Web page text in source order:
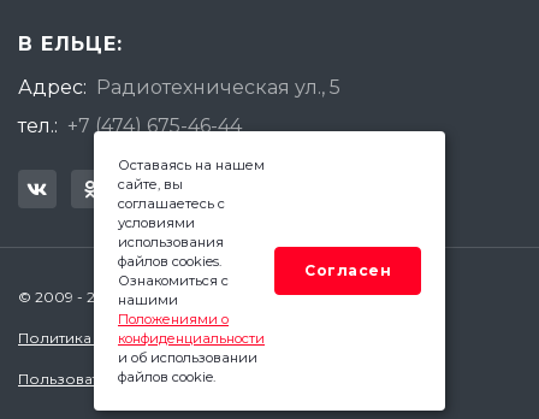
В ЕЛЬЦЕ:
Адрес: Радиотехническая ул., 5
тел.: +7 (474) 675-46-44
© 2009 - 2026 Квадратный Метр - Липецк
Политика конфиденциальности
Пользовательское соглашение
Оставаясь на нашем
сайте, вы
соглашаетесь с
условиями
использования
файлов cookies.
Ознакомиться с
нашими
Положениями о
конфиденциальности
и об использовании
файлов cookie.
Согласен